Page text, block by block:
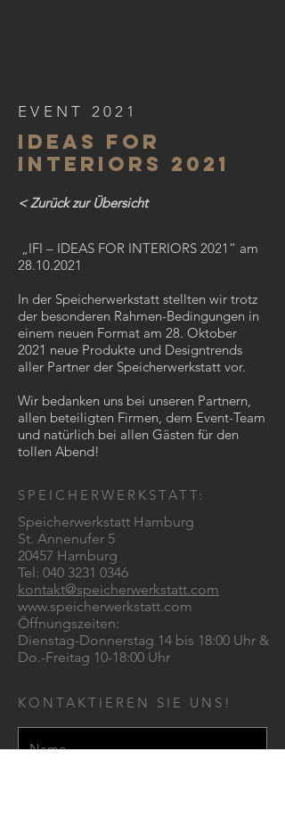
EVENT 2021
ideas for
interiors 2021
< Zurück zur Übersicht
„IFI – IDEAS FOR INTERIORS 2021“ am
28.10.2021
In der Speicherwerkstatt stellten wir trotz
der besonderen Rahmen-Bedingungen in
einem neuen Format am 28. Oktober
2021 neue Produkte und Designtrends
aller Partner der Speicherwerkstatt vor.
Wir bedanken uns bei unseren Partnern,
allen beteiligten Firmen, dem Event-Team
und natürlich bei allen Gästen für den
tollen Abend!
SPEICHERWERKSTATT:
Speicherwerkstatt Hamburg
St. Annenufer 5
20457 Hamburg
Tel: 040 3231 0346
kontakt@speicherwerkstatt.com
www.speicherwerkstatt.com
Öffnungszeiten:
Dienstag-Donnerstag 14 bis 18:00 Uhr &
Do.-Freitag 10-18:00 Uhr
KONTAKTIEREN SIE UNS!